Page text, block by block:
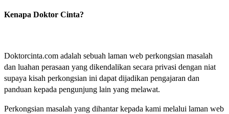
Kenapa Doktor Cinta?
Doktorcinta.com adalah sebuah laman web perkongsian masalah
dan luahan perasaan yang dikendalikan secara privasi dengan niat
supaya kisah perkongsian ini dapat dijadikan pengajaran dan
panduan kepada pengunjung lain yang melawat.
Perkongsian masalah yang dihantar kepada kami melalui laman web